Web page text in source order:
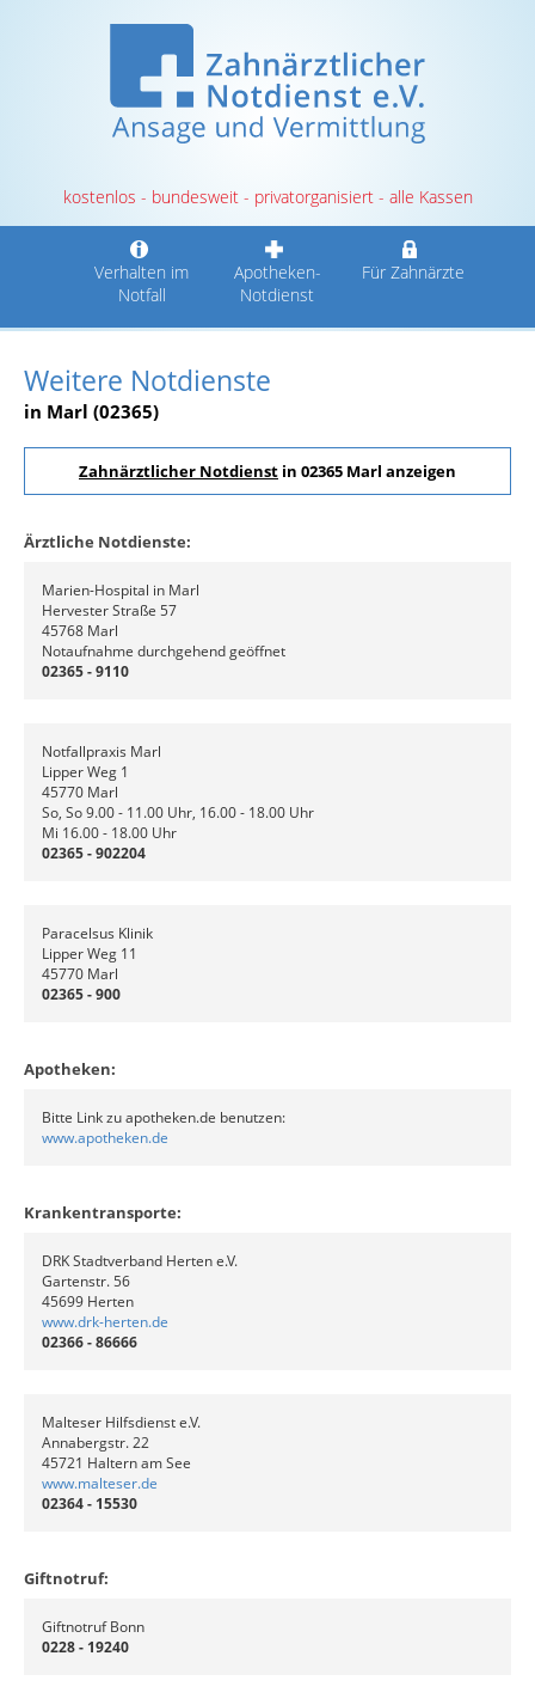
kostenlos - bundesweit - privatorganisiert - alle Kassen
Verhalten im
Notfall
Apotheken-
Notdienst
Für Zahnärzte
Weitere Notdienste
in Marl (02365)
Zahnärztlicher Notdienst in 02365 Marl anzeigen
Ärztliche Notdienste:
Marien-Hospital in Marl
Hervester Straße 57
45768 Marl
Notaufnahme durchgehend geöffnet
02365 - 9110
Notfallpraxis Marl
Lipper Weg 1
45770 Marl
So, So 9.00 - 11.00 Uhr, 16.00 - 18.00 Uhr
Mi 16.00 - 18.00 Uhr
02365 - 902204
Paracelsus Klinik
Lipper Weg 11
45770 Marl
02365 - 900
Apotheken:
Bitte Link zu apotheken.de benutzen:
www.apotheken.de
Krankentransporte:
DRK Stadtverband Herten e.V.
Gartenstr. 56
45699 Herten
www.drk-herten.de
02366 - 86666
Malteser Hilfsdienst e.V.
Annabergstr. 22
45721 Haltern am See
www.malteser.de
02364 - 15530
Giftnotruf:
Giftnotruf Bonn
0228 - 19240